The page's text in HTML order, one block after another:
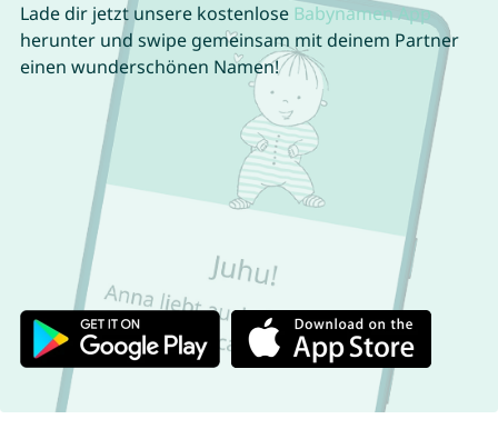
Lade dir jetzt unsere kostenlose Babynamen App
herunter und swipe gemeinsam mit deinem Partner
einen wunderschönen Namen!